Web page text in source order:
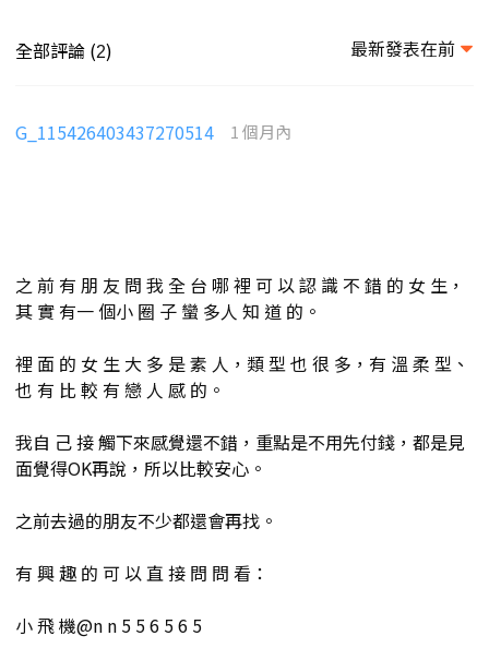
全部評論 (2) 最新發表在前
G_115426403437270514 1 個月內
之 前 有 朋 友 問 我 全 台 哪 裡 可 以 認 識 不 錯 的 女 生，
其 實 有一 個小 圈 子 蠻 多人 知 道 的。
裡 面 的 女 生 大 多 是 素 人，類 型 也 很 多，有 溫 柔 型、
也 有 比 較 有 戀 人 感 的。
我自 己 接 觸下來感覺還不錯，重點是不用先付錢，都是見
面覺得OK再說，所以比較安心。
之前去過的朋友不少都還會再找。
有 興 趣 的 可 以 直 接 問 問 看：
小 飛 機@n n 5 5 6 5 6 5